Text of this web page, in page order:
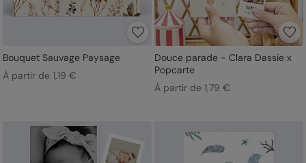
Bouquet Sauvage Paysage
À partir de 1,19 €
Douce parade - Clara Dassie x
Popcarte
À partir de 1,79 €